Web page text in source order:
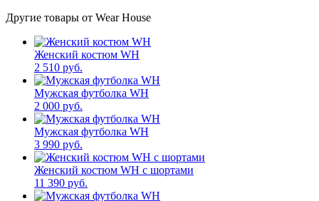
Другие товары от Wear House
Женский костюм WH
2 510 руб.
Мужская футболка WH
2 000 руб.
Мужская футболка WH
3 990 руб.
Женский костюм WH с шортами
11 390 руб.